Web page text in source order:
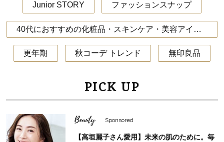
Junior STORY ファッションスナップ
40代におすすめの化粧品・スキンケア・美容アイテム
更年期 秋コーデ トレンド 無印良品
PICK UP
Beauty Sponsored
【高垣麗子さん愛用】未来の肌のために。毎